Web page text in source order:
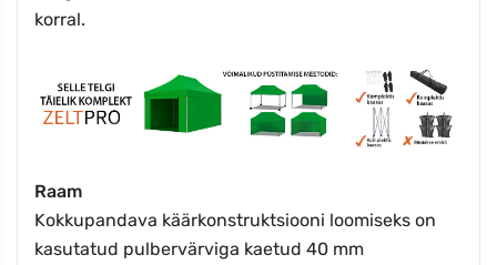
korral.
Raam
Kokkupandava käärkonstruktsiooni loomiseks on
kasutatud pulbervärviga kaetud 40 mm